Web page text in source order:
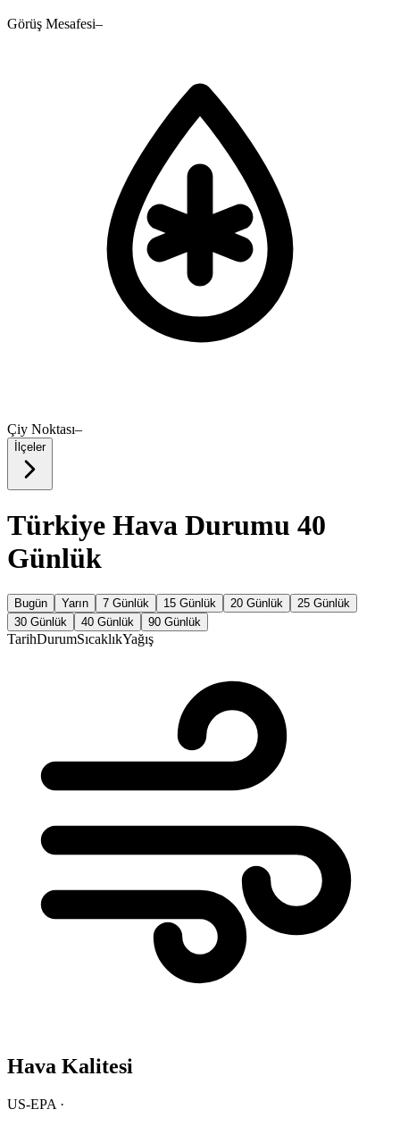
Görüş Mesafesi–
Çiy Noktası–
İlçeler
Türkiye Hava Durumu 40
Günlük
Bugün Yarın 7 Günlük 15 Günlük 20 Günlük
25 Günlük
30 Günlük
40 Günlük 90 Günlük
TarihDurumSıcaklıkYağış
Hava Kalitesi
US-EPA ·